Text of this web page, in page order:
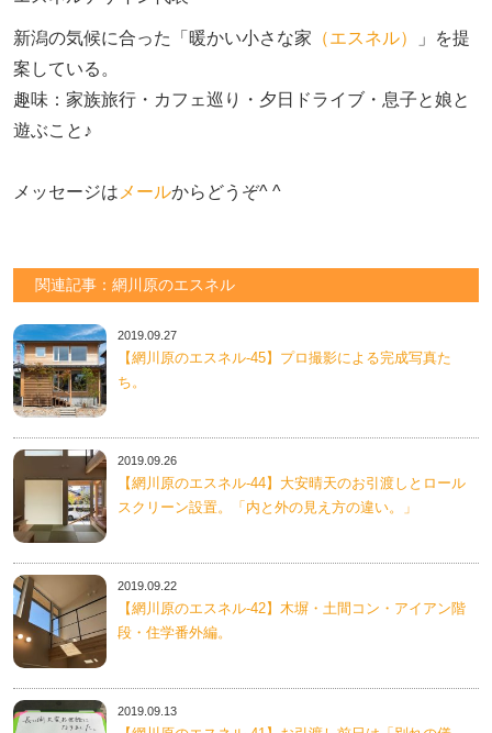
新潟の気候に合った「暖かい小さな家 （エスネル）
」を提
案している。
趣味：家族旅行・カフェ巡り・夕日ドライブ・息子と娘と
遊ぶこと♪
メッセージは メールからどうぞ^ ^
関連記事：網川原のエスネル
2019.09.27
【網川原のエスネル‐45】プロ撮影による完成写真た
ち。
2019.09.26
【網川原のエスネル‐44】大安晴天のお引渡しとロール
スクリーン設置。「内と外の見え方の違い。」
2019.09.22
【網川原のエスネル‐42】木塀・土間コン・アイアン階
段・住学番外編。
2019.09.13